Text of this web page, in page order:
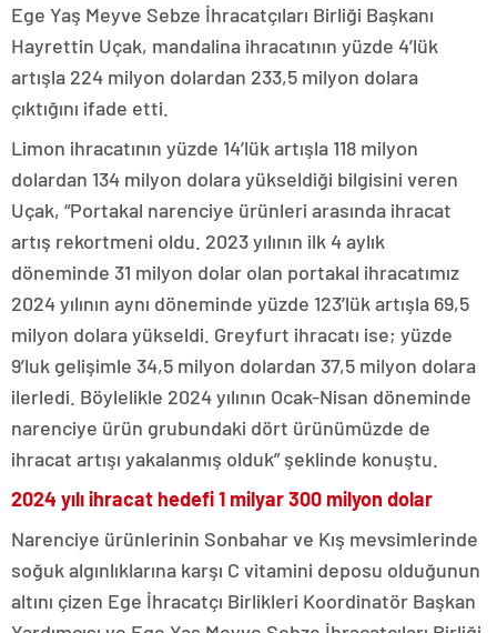
Ege Yaş Meyve Sebze İhracatçıları Birliği Başkanı
Hayrettin Uçak, mandalina ihracatının yüzde 4’lük
artışla 224 milyon dolardan 233,5 milyon dolara
çıktığını ifade etti.
Limon ihracatının yüzde 14’lük artışla 118 milyon
dolardan 134 milyon dolara yükseldiği bilgisini veren
Uçak, “Portakal narenciye ürünleri arasında ihracat
artış rekortmeni oldu. 2023 yılının ilk 4 aylık
döneminde 31 milyon dolar olan portakal ihracatımız
2024 yılının aynı döneminde yüzde 123’lük artışla 69,5
milyon dolara yükseldi. Greyfurt ihracatı ise; yüzde
9’luk gelişimle 34,5 milyon dolardan 37,5 milyon dolara
ilerledi. Böylelikle 2024 yılının Ocak-Nisan döneminde
narenciye ürün grubundaki dört ürünümüzde de
ihracat artışı yakalanmış olduk” şeklinde konuştu.
2024 yılı ihracat hedefi 1 milyar 300 milyon dolar
Narenciye ürünlerinin Sonbahar ve Kış mevsimlerinde
soğuk algınlıklarına karşı C vitamini deposu olduğunun
altını çizen Ege İhracatçı Birlikleri Koordinatör Başkan